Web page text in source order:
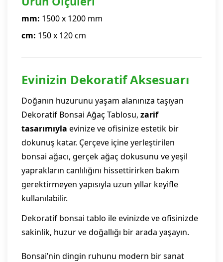
mm: 1500 x 1200 mm
cm: 150 x 120 cm
Evinizin Dekoratif Aksesuarı
Doğanın huzurunu yaşam alanınıza taşıyan
Dekoratif Bonsai Ağaç Tablosu, zarif
tasarımıyla evinize ve ofisinize estetik bir
dokunuş katar. Çerçeve içine yerleştirilen
bonsai ağacı, gerçek ağaç dokusunu ve yeşil
yaprakların canlılığını hissettirirken bakım
gerektirmeyen yapısıyla uzun yıllar keyifle
kullanılabilir.
Dekoratif bonsai tablo ile evinizde ve ofisinizde
sakinlik, huzur ve doğallığı bir arada yaşayın.
Bonsai’nin dingin ruhunu modern bir sanat